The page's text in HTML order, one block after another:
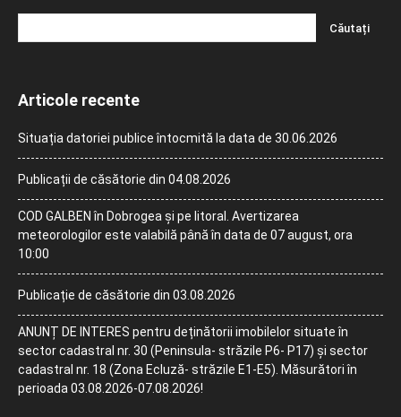
Articole recente
Situația datoriei publice întocmită la data de 30.06.2026
Publicații de căsătorie din 04.08.2026
COD GALBEN în Dobrogea și pe litoral. Avertizarea
meteorologilor este valabilă până în data de 07 august, ora
10:00
Publicație de căsătorie din 03.08.2026
ANUNȚ DE INTERES pentru deținătorii imobilelor situate în
sector cadastral nr. 30 (Peninsula- străzile P6- P17) și sector
cadastral nr. 18 (Zona Ecluză- străzile E1-E5). Măsurători în
perioada 03.08.2026-07.08.2026!